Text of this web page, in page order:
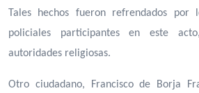
Tales hechos fueron refrendados por
policiales participantes en este
autoridades religiosas.
Otro ciudadano, Francisco de Borja